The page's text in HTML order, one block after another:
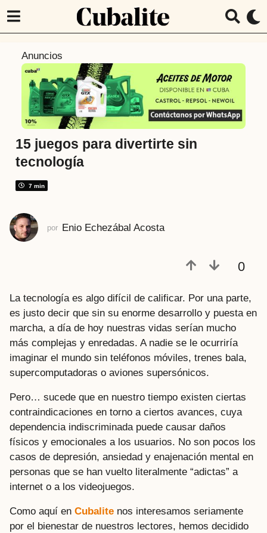
t
r
á
s
a
ñ
o
r
á
s
Anuncios
15 juegos para divertirte sin
tecnología
7 min
por Enio Echezábal Acosta
0
La tecnología es algo difícil de calificar. Por una parte,
es justo decir que sin su enorme desarrollo y puesta en
marcha, a día de hoy nuestras vidas serían mucho
más complejas y enredadas. A nadie se le ocurriría
imaginar el mundo sin teléfonos móviles, trenes bala,
supercomputadoras o aviones supersónicos.
Pero… sucede que en nuestro tiempo existen ciertas
contraindicaciones en torno a ciertos avances, cuya
dependencia indiscriminada puede causar daños
físicos y emocionales a los usuarios. No son pocos los
casos de depresión, ansiedad y enajenación mental en
personas que se han vuelto literalmente “adictas” a
internet o a los videojuegos.
Como aquí en Cubalite nos interesamos seriamente
por el bienestar de nuestros lectores, hemos decidido